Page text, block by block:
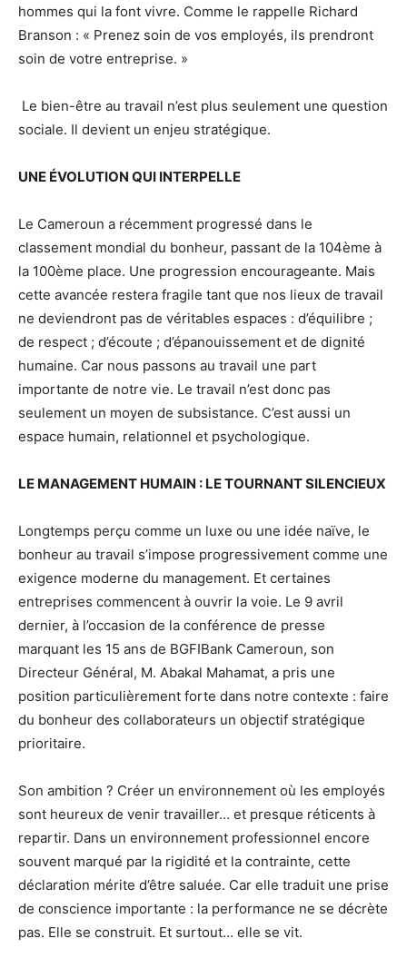
hommes qui la font vivre. Comme le rappelle Richard
Branson : « Prenez soin de vos employés, ils prendront
soin de votre entreprise. »
Le bien-être au travail n’est plus seulement une question
sociale. Il devient un enjeu stratégique.
UNE ÉVOLUTION QUI INTERPELLE
Le Cameroun a récemment progressé dans le
classement mondial du bonheur, passant de la 104ème à
la 100ème place. Une progression encourageante. Mais
cette avancée restera fragile tant que nos lieux de travail
ne deviendront pas de véritables espaces : d’équilibre ;
de respect ; d’écoute ; d’épanouissement et de dignité
humaine. Car nous passons au travail une part
importante de notre vie. Le travail n’est donc pas
seulement un moyen de subsistance. C’est aussi un
espace humain, relationnel et psychologique.
LE MANAGEMENT HUMAIN : LE TOURNANT SILENCIEUX
Longtemps perçu comme un luxe ou une idée naïve, le
bonheur au travail s’impose progressivement comme une
exigence moderne du management. Et certaines
entreprises commencent à ouvrir la voie. Le 9 avril
dernier, à l’occasion de la conférence de presse
marquant les 15 ans de BGFIBank Cameroun, son
Directeur Général, M. Abakal Mahamat, a pris une
position particulièrement forte dans notre contexte : faire
du bonheur des collaborateurs un objectif stratégique
prioritaire.
Son ambition ? Créer un environnement où les employés
sont heureux de venir travailler… et presque réticents à
repartir. Dans un environnement professionnel encore
souvent marqué par la rigidité et la contrainte, cette
déclaration mérite d’être saluée. Car elle traduit une prise
de conscience importante : la performance ne se décrète
pas. Elle se construit. Et surtout… elle se vit.